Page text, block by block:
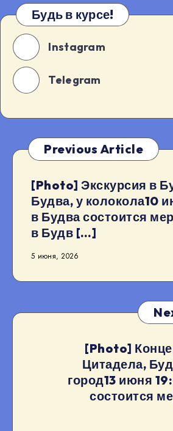
Будь в курсе!
Instagram
Telegram
Previous Article
[Photo] Экскурсия в
Будва, у колокола10
в Будва состоится
в Будв […]
5 июня, 2026
[Photo]
Цитадела,
город13 июня
состоится